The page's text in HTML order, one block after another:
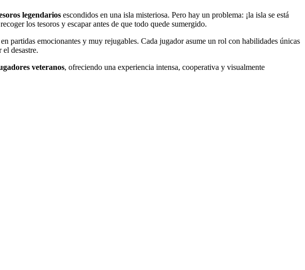
legendarios escondidos en una isla misteriosa. Pero hay un problema: ¡la isla se está
los tesoros y escapar antes de que todo quede sumergido.
en partidas emocionantes y muy rejugables. Cada jugador asume un rol con habilidades únicas
el desastre.
veteranos, ofreciendo una experiencia intensa, cooperativa y visualmente